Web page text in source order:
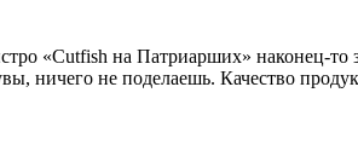
«Cutfish на Патриарших» наконец-
ничего не поделаешь. Качество